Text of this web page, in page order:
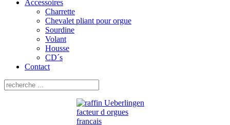
Accessoires
Charrette
Chevalet pliant pour orgue
Sourdine
Volant
Housse
CD´s
Contact